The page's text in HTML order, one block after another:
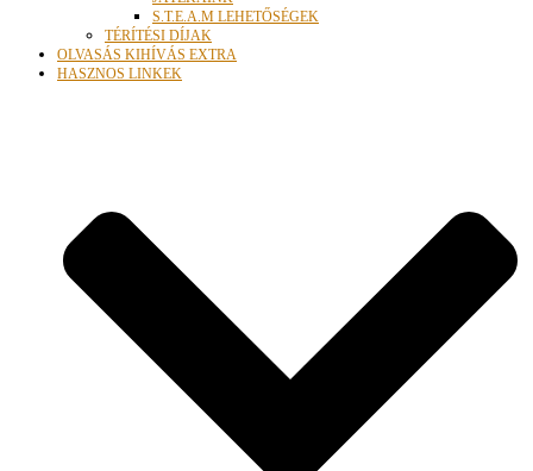
S.T.E.A.M LEHETŐSÉGEK
TÉRÍTÉSI DÍJAK
OLVASÁS KIHÍVÁS EXTRA
HASZNOS LINKEK